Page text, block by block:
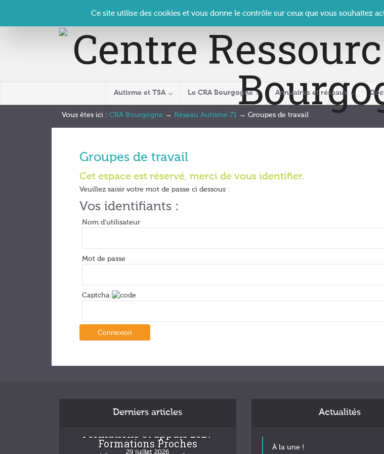
Contact Se connecter | CRA Bourgogne – Le Clos des Présidents – 19-21 rue Coty – 21 000
Autisme et TSA Le CRA Bourgogne Annuaires et réseaux
Vous êtes ici : CRA Bourgogne → Réseau Autisme 71 → Groupes de travail
Groupes de travail
Cet espace est réservé, merci de vous identifier.
Veuillez saisir votre mot de passe ci dessous :
Vos identifiants :
Nom d'utilisateur
Mot de passe
Captcha
Derniers articles
Formations et appuis 2027
29 juillet 2026
Formations Proches
Actualités
À la une !
Ce site utilise des cookies et vous donne le contrôle sur ceux que vous souhaitez